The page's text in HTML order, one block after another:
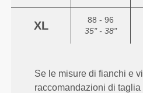
XL
88 - 96
35" - 38"
Se le misure di fianchi e
raccomandazioni di taglia